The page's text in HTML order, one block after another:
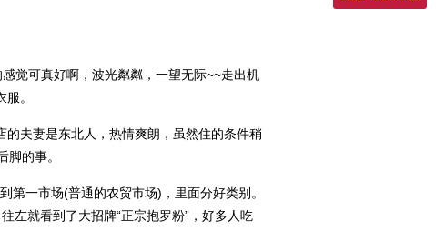
觉可真好啊，波光粼粼，一望无际~~走出机
。
夫妻是东北人，热情爽朗，虽然住的条件稍
的事。
一市场(普通的农贸市场)，里面分好类别。
左就看到了大招牌“正宗抱罗粉”，好多人吃